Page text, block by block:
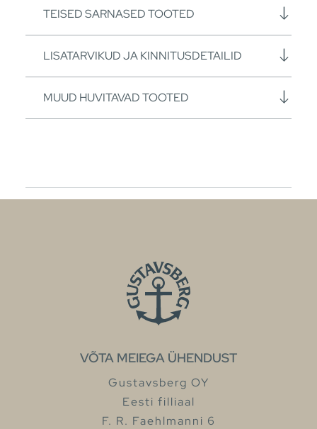
TEISED SARNASED TOOTED
LISATARVIKUD JA KINNITUSDETAILID
MUUD HUVITAVAD TOOTED
VÕTA MEIEGA ÜHENDUST
Gustavsberg OY
Eesti filliaal
F. R. Faehlmanni 6